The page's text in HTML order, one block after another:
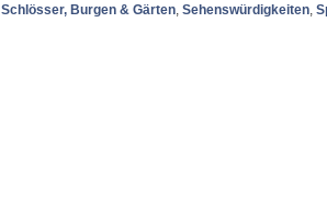
Schlösser, Burgen & Gärten, Sehenswürdigkeiten,